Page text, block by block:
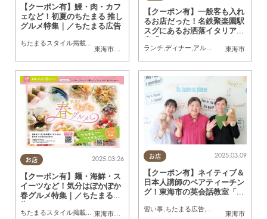
東海市
,大府市 東浦町,半田市,南知多町
【クーポン有】鰻・肉・カフ
ェなど！初夏のちたまる 推し
グルメ特集｜／ちたまる広告
東海市
【クーポン有】一般客も入れ
るお店だった！名鉄聚楽園駅
スグにあるお洒落イタリアン
店「ラドゥーノ」／ちたまる
広告
ランチ,ディナー,アルコール ,カフェ
お店
東海市
,大府市 半田市 南知多町
2025.03.26
【クーポン有】麺・海鮮・ス
イーツなど！気分はぽかぽか
春グルメ特集｜／ちたまる広
告
ちたまるスタイル掲載店 ちたまる広告 クーポン
お店
東海市
2025.03.09
【クーポン有】ネイティブ＆
日本人講師のペアティーチン
グ！東海市の英会話教室「ス
ター・イングリッシュスクー
ル」／ちたまる広告
習い事, ちたまる広告,